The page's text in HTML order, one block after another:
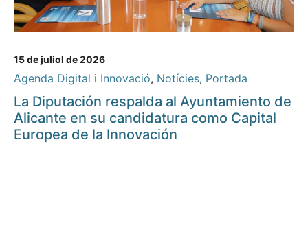
15 de juliol de 2026
Agenda Digital i Innovació, Notícies, Portada
La Diputación respalda al Ayuntamiento de
Alicante en su candidatura como Capital
Europea de la Innovación